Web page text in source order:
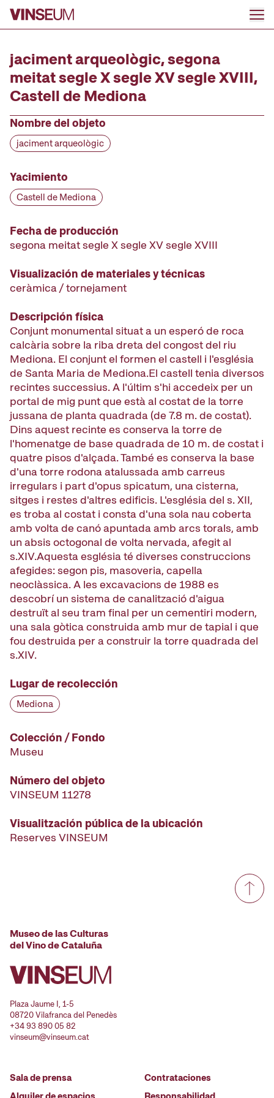
Ir al contenido
jaciment arqueològic, segona
meitat segle X segle XV segle XVIII,
Castell de Mediona
Nombre del objeto
jaciment arqueològic
Yacimiento
Castell de Mediona
Fecha de producción
segona meitat segle X segle XV segle XVIII
Visualización de materiales y técnicas
ceràmica / tornejament
Descripción física
Conjunt monumental situat a un esperó de roca
calcària sobre la riba dreta del congost del riu
Mediona. El conjunt el formen el castell i l'església
de Santa Maria de Mediona.El castell tenia diversos
recintes successius. A l'últim s'hi accedeix per un
portal de mig punt que està al costat de la torre
jussana de planta quadrada (de 7.8 m. de costat).
Dins aquest recinte es conserva la torre de
l'homenatge de base quadrada de 10 m. de costat i
quatre pisos d'alçada. També es conserva la base
d'una torre rodona atalussada amb carreus
irregulars i part d'opus spicatum, una cisterna,
sitges i restes d'altres edificis. L'església del s. XII,
es troba al costat i consta d'una sola nau coberta
amb volta de canó apuntada amb arcs torals, amb
un absis octogonal de volta nervada, afegit al
s.XIV.Aquesta església té diverses construccions
afegides: segon pis, masoveria, capella
neoclàssica. A les excavacions de 1988 es
descobrí un sistema de canalització d'aigua
destruït al seu tram final per un cementiri modern,
una sala gòtica construida amb mur de tapial i que
fou destruida per a construir la torre quadrada del
s.XIV.
Lugar de recolección
Mediona
Colección / Fondo
Museu
Número del objeto
VINSEUM 11278
Visualitzación pública de la ubicación
Reserves VINSEUM
Museo de las Culturas
del Vino de Cataluña
Plaza Jaume I, 1-5
08720 Vilafranca del Penedès
+34 93 890 05 82
vinseum@vinseum.cat
Sala de prensa
Contrataciones